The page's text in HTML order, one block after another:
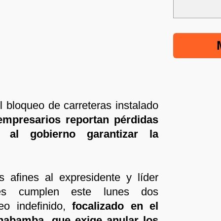
de carreteras instalado
reportan pérdidas
al gobierno garantizar la
afines al expresidente y líder
cumplen este lunes dos
indefinido,focalizado en el